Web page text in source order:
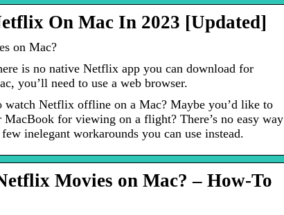
On Mac In 2023 [Updated]
on Mac?
is no native Netflix app you can download for
you’ll need to use a web browser.
watch Netflix offline on a Mac? Maybe you’d like to
for viewing on a flight? There’s no easy way
inelegant workarounds you can use instead.
Movies on Mac? – How-To